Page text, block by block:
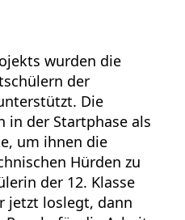
wurden die
der
Die
in der Startphase als
um ihnen die
Hürden zu
der 12. Klasse
jetzt loslegt, dann